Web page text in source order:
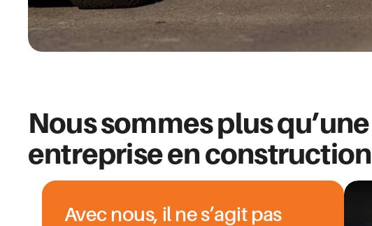
Nous sommes plus qu’une
entreprise en construction
Avec nous, il ne s’agit pas